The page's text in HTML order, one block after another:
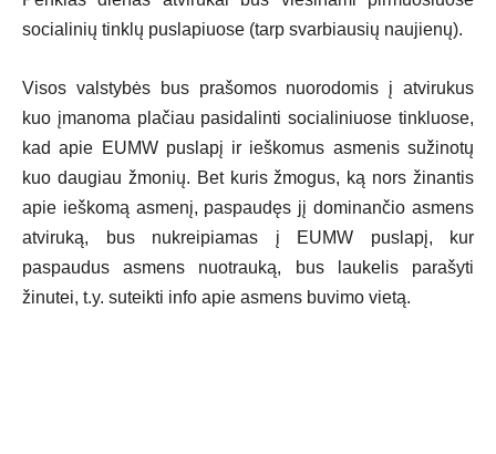
socialinių tinklų puslapiuose (tarp svarbiausių naujienų).
Visos valstybės bus prašomos nuorodomis į atvirukus
kuo įmanoma plačiau pasidalinti socialiniuose tinkluose,
kad apie EUMW puslapį ir ieškomus asmenis sužinotų
kuo daugiau žmonių. Bet kuris žmogus, ką nors žinantis
apie ieškomą asmenį, paspaudęs jį dominančio asmens
atviruką, bus nukreipiamas į EUMW puslapį, kur
paspaudus asmens nuotrauką, bus laukelis parašyti
žinutei, t.y. suteikti info apie asmens buvimo vietą.